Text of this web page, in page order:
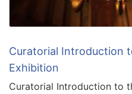
Curatorial Introduction
Exhibition
Curatorial Introduction to